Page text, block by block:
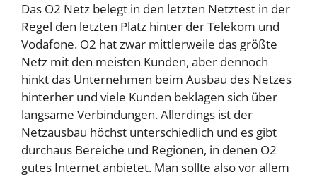
Das O2 Netz belegt in den letzten Netztest in der
Regel den letzten Platz hinter der Telekom und
Vodafone. O2 hat zwar mittlerweile das größte
Netz mit den meisten Kunden, aber dennoch
hinkt das Unternehmen beim Ausbau des Netzes
hinterher und viele Kunden beklagen sich über
langsame Verbindungen. Allerdings ist der
Netzausbau höchst unterschiedlich und es gibt
durchaus Bereiche und Regionen, in denen O2
gutes Internet anbietet. Man sollte also vor allem